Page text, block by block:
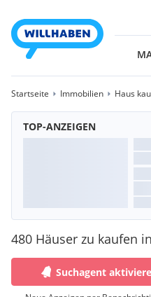
Startseite Immobilien Haus
TOP-ANZEIGEN
480 Häuser zu kaufen
Suchagent